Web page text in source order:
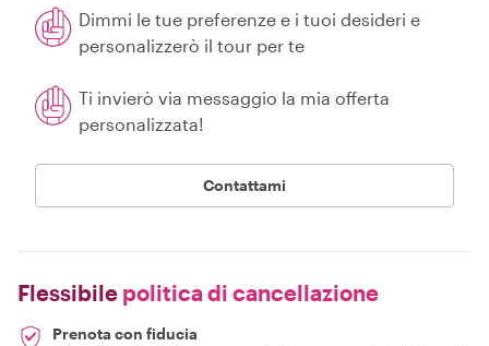
Dimmi le tue preferenze e i tuoi desideri e
personalizzerò il tour per te
Ti invierò via messaggio la mia offerta
personalizzata!
Contattami
Flessibile politica di cancellazione
Prenota con fiducia